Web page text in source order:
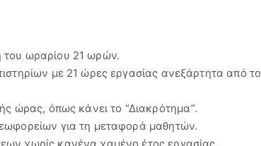
του ωραρίου 21 ωρών.
με 21 ώρες εργασίας ανεξάρτητα από το
ώρας, όπως κάνει το “Διακρότημα”.
για τη μεταφορά μαθητών.